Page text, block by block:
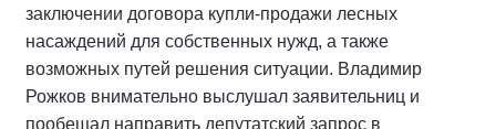
заключении договора купли-продажи лесных
насаждений для собственных нужд, а также
возможных путей решения ситуации. Владимир
Рожков внимательно выслушал заявительниц и
пообещал направить депутатский запрос в